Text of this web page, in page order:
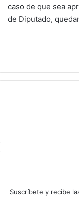
caso de que sea
de Diputado,
Suscríbete y recibe